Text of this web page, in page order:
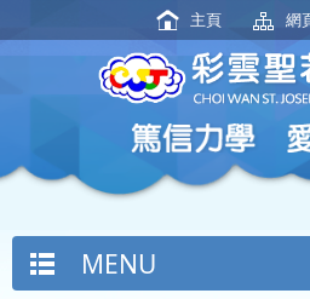
主頁 網
MENU